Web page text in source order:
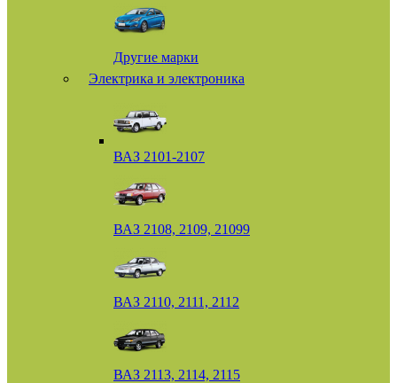
Другие марки
Электрика и электроника
ВАЗ 2101-2107
ВАЗ 2108, 2109, 21099
ВАЗ 2110, 2111, 2112
ВАЗ 2113, 2114, 2115